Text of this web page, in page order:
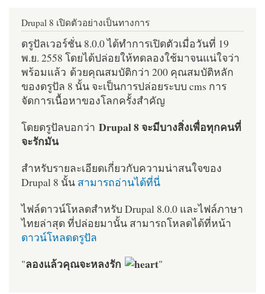
Drupal 8 เปิดตัวอย่างเป็นทางการ
ดรูปัลเวอร์ชั่น 8.0.0 ได้ทำการเปิดตัวเมื่อวันที่ 19
พ.ย. 2558 โดยได้ปล่อยให้ทดลองใช้มาจนแน่ใจว่า
พร้อมแล้ว ด้วยคุณสมบัติกว่า 200 คุณสมบัติหลัก
ของดรูปัล 8 นั้น จะเป็นการปล่อยระบบ cms การ
จัดการเนื้อหาของโลกครั้งสำคัญ
โดยดรูปัลบอกว่า Drupal 8 จะมีบางสิ่งเพื่อทุกคนที่
จะรักมัน
สำหรับรายละเอียดเกี่ยวกับความน่าสนใจของ
Drupal 8 นั้น สามารถอ่านได้ที่นี่
ไฟล์ดาวน์โหลดสำหรับ Drupal 8.0.0 และไฟล์ภาษา
ไทยล่าสุด ที่ปล่อยมานั้น สามารถโหลดได้ที่หน้า
ดาวน์โหลดดรูปัล
"ลองแล้วคุณจะหลงรัก "